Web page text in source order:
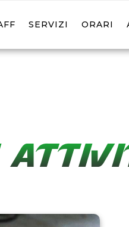
SERVIZI ORARI